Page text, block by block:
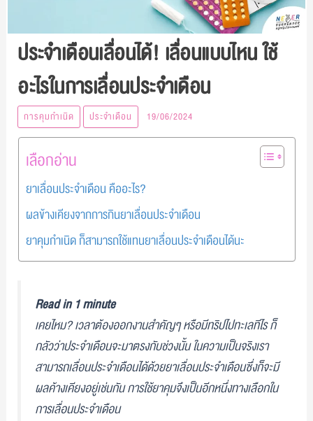
ประจำเดือนเลื่อนได้! เลื่อนแบบไหน ใช้
อะไรในการเลื่อนประจำเดือน
การคุมกำเนิด ประจำเดือน 19/06/2024
เลือกอ่าน
ยาเลื่อนประจำเดือน คืออะไร?
ผลข้างเคียงจากการกินยาเลื่อนประจำเดือน
ยาคุมกำเนิด ก็สามารถใช้แทนยาเลื่อนประจำเดือนได้นะ
Read in 1 minute
เคยไหม? เวลาต้องออกงานสำคัญๆ หรือมีทริปไปทะเลทีไร ก็
กลัวว่าประจำเดือนจะมาตรงกับช่วงนั้น ในความเป็นจริงเรา
สามารถเลื่อนประจำเดือนได้ด้วยยาเลื่อนประจำเดือนซึ่งก็จะมี
ผลค้างเคียงอยู่เช่นกัน การใช้ยาคุมจึงเป็นอีกหนึ่งทางเลือกใน
การเลื่อนประจำเดือน